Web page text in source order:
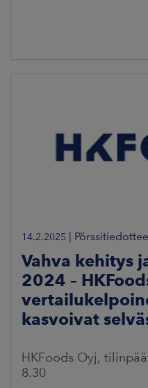
14.2.2025 |
Vahva kehitys
2024 –
kasvoivat
HKFoods Oyj,
8.30